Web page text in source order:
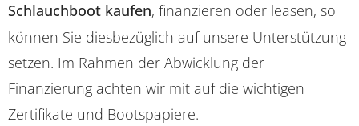
Schlauchboot kaufen, finanzieren oder leasen, so
können Sie diesbezüglich auf unsere Unterstützung
setzen. Im Rahmen der Abwicklung der
Finanzierung achten wir mit auf die wichtigen
Zertifikate und Bootspapiere.